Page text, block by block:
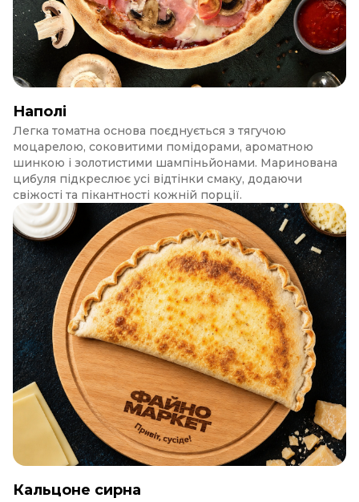
Наполі
Легка томатна основа поєднується з тягучою
моцарелою, соковитими помідорами, ароматною
шинкою і золотистими шампіньйонами. Маринована
цибуля підкреслює усі відтінки смаку, додаючи
свіжості та пікантності кожній порції.
Кальцоне сирна